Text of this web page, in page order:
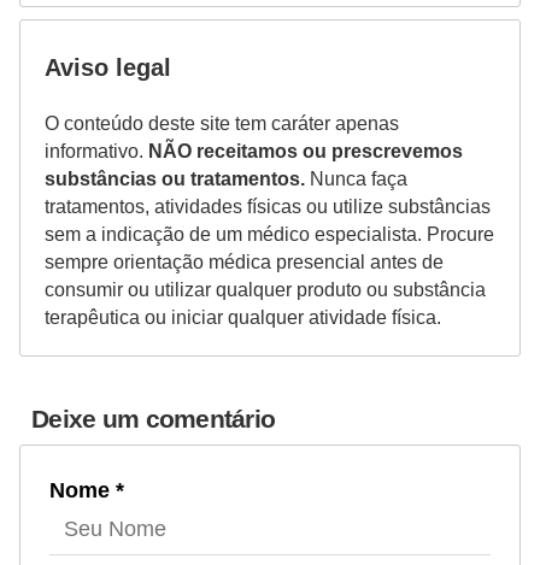
Aviso legal
O conteúdo deste site tem caráter apenas
informativo. NÃO receitamos ou prescrevemos
substâncias ou tratamentos. Nunca faça
tratamentos, atividades físicas ou utilize substâncias
sem a indicação de um médico especialista. Procure
sempre orientação médica presencial antes de
consumir ou utilizar qualquer produto ou substância
terapêutica ou iniciar qualquer atividade física.
Deixe um comentário
Nome *